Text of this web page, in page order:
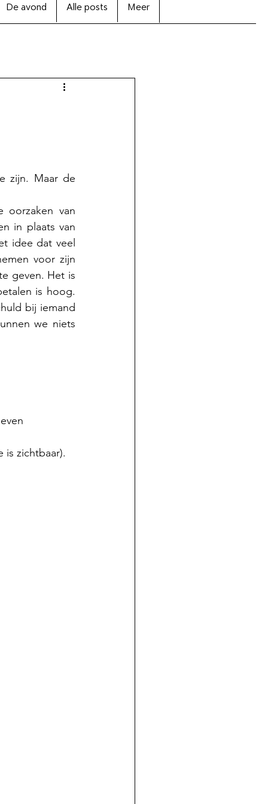
De avond Alle posts Meer
zijn. Maar de
oorzaken van
in plaats van
idee dat veel
voor zijn
geven. Het is
is hoog.
bij iemand
we niets
is zichtbaar).